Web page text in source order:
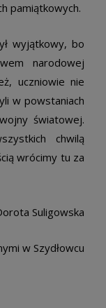
pamiątkowych.
wyjątkowy, bo
narodowej
uczniowie nie
w powstaniach
światowej.
chwilą
wrócimy tu za
Suligowska
w Szydłowcu